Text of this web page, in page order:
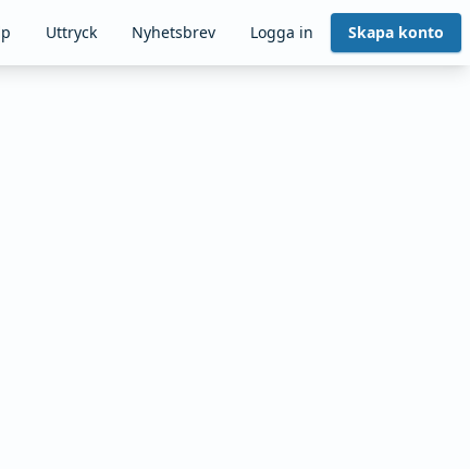
Uttryck Nyhetsbrev Logga in Skapa konto